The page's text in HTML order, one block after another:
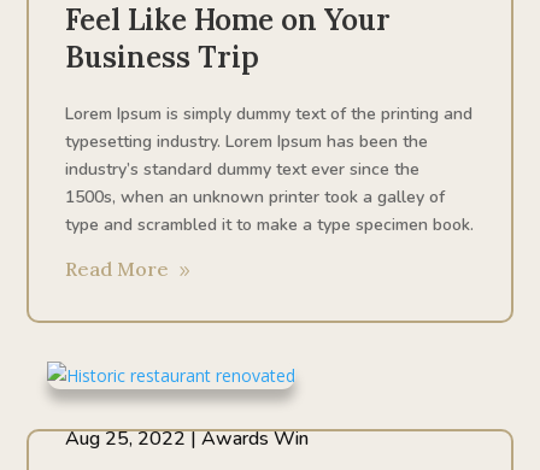
Feel Like Home on Your
Business Trip
Lorem Ipsum is simply dummy text of the printing and
typesetting industry. Lorem Ipsum has been the
industry’s standard dummy text ever since the
1500s, when an unknown printer took a galley of
type and scrambled it to make a type specimen book.
Read More
Aug 25, 2022|Awards Win